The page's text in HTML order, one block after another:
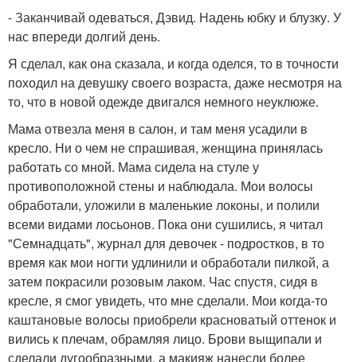
- Заканчивай одеваться, Дэвид. Надень юбку и блузку. У
нас впереди долгий день.
Я сделал, как она сказала, и когда оделся, то в точности
походил на девушку своего возраста, даже несмотря на
то, что в новой одежде двигался немного неуклюже.
Мама отвезла меня в салон, и там меня усадили в
кресло. Ни о чем не спрашивая, женщина принялась
работать со мной. Мама сидела на стуле у
противоположной стены и наблюдала. Мои волосы
обработали, уложили в маленькие локоны, и полили
всеми видами лосьонов. Пока они сушились, я читал
"Семнадцать", журнал для девочек - подростков, в то
время как мои ногти удлинили и обработали пилкой, а
затем покрасили розовым лаком. Час спустя, сидя в
кресле, я смог увидеть, что мне сделали. Мои когда-то
каштановые волосы приобрели красноватый оттенок и
вились к плечам, обрамляя лицо. Брови выщипали и
сделали дугообразными, а макияж нанесли более